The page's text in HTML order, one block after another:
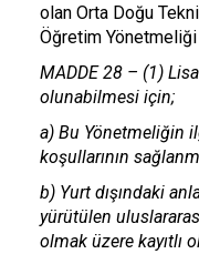
olan Orta Doğu
Öğretim
MADDE 28 – (1)
olunabilmesi için;
a) Bu Yönetmeliğin
koşullarının
b) Yurt dışındaki
yürütülen
olmak üzere kayıtlı